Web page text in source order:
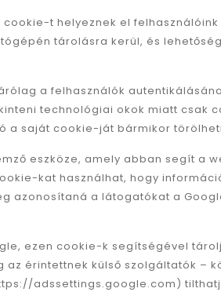
t helyeznek el
tárolásra kerül, és
a felhasználók
technológiai okok miatt
a saját cookie-ját bármikor
eszköze, amely abban segít
kat használhat, hogy
azonosítaná a látogatókat a
ezen cookie-k segítségével
érintettnek külső szolgáltatók –
adssettings.google.com)